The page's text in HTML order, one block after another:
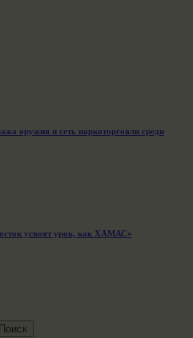
оружия и сеть наркоторговли среди
усвоят урок, как ХАМАС»